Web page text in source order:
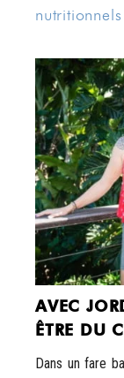
AVEC
ÊTRE DU
Dans un fare